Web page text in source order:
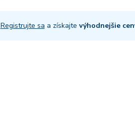
Registrujte sa a získajte výhodnejšie